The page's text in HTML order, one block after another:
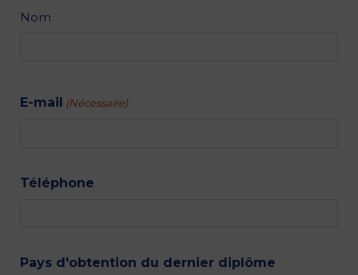
Nom
E-mail (Nécessaire)
Téléphone
Pays d'obtention du dernier diplôme